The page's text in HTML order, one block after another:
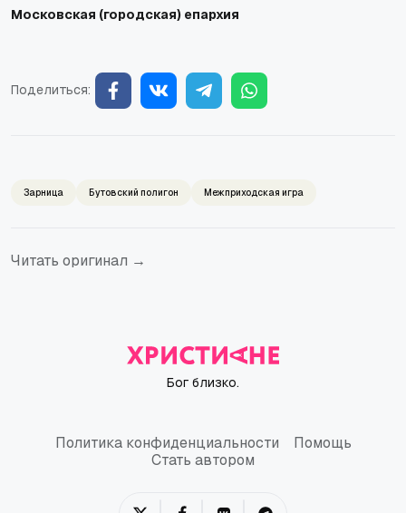
Московская (городская) епархия
Поделиться:
Зарница Бутовский полигон Межприходская игра
Читать оригинал →
Бог близко.
Политика конфиденциальности
Политика конфиденциальности
Помощь
Стать автором